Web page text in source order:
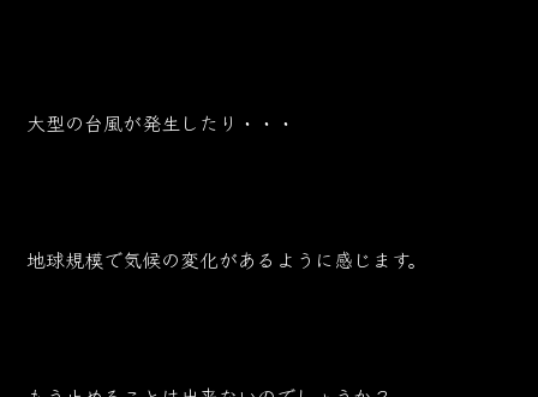
大型の台風が発生したり・・・
地球規模で気候の変化があるように感じます。